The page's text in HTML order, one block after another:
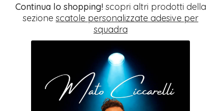
Continua lo shopping!scopri altri prodotti della
sezione scatole personalizzate adesive per
squadra